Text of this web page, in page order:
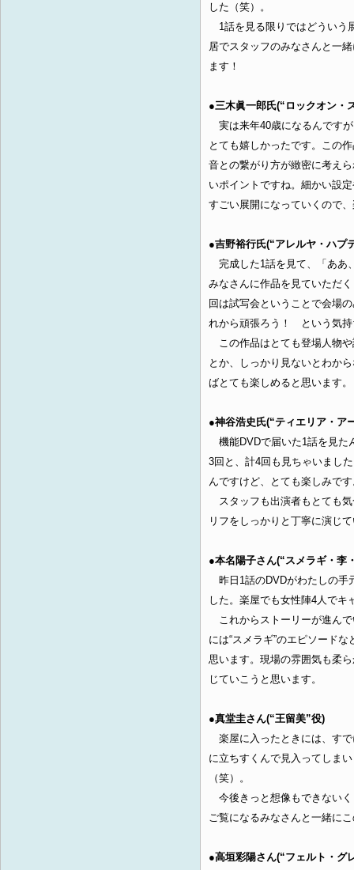
した（笑）。
1話を見る限りではどういう
居でスタッフのみなさんと一
ます！
●三木眞一郎氏(“ロックオン・
実は来年40歳になるんです
とても嬉しかったです。この
音との繋がり方が緻密に考え
いポイントですね。細かい設
すごい展開になっていくので
●吉野裕行氏(“アレルヤ・ハプ
完成した1話を見て、「ああ
みなさんに作品を見ていただ
回は試写会ということで会場
れから頑張ろう！ という気持
この作品はとても登場人物
とか、しっかり見ないとわか
ばとても楽しめると思います。
●神谷浩史氏(“ティエリア・ア
機能DVDで届いた1話を見た
3回と、計4回も見ちゃいまし
んですけど、とても楽しみで
スタッフも出演者もとても
リフをしっかりと丁寧に演じ
●本名陽子さん(“スメラギ・李
昨日1話のDVDがわたしの手
した。楽屋でも女性陣4人でキ
これからストーリーが進ん
には“スメラギ”のエピソード
思います。現場の雰囲気も柔
じていこうと思います。
●真堂圭さん(“王留美”役)
楽屋に入ったときには、す
に立ちすくんで見入ってしま
（笑）。
今後きっと想像もできない
ご覧になるみなさんと一緒に
●高垣彩陽さん(“フェルト・グ